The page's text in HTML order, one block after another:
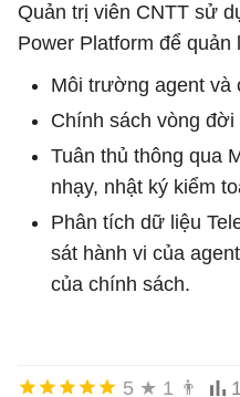
Quản trị viên CNTT sử
Power Platform để quản
Môi trường agent và
Chính sách vòng
Tuân thủ thông qua
nhạy, nhật ký kiểm
Phân tích dữ liệu
sát hành vi của
của chính sách.
5 ★ 1 👨